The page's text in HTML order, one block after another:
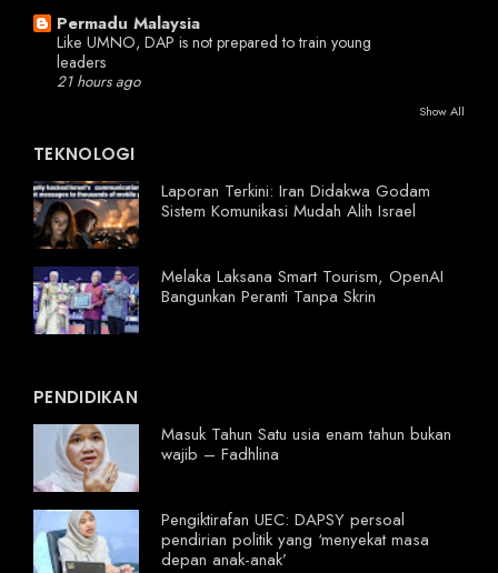
Permadu Malaysia
Like UMNO, DAP is not prepared to train young
leaders
21 hours ago
Show All
TEKNOLOGI
Laporan Terkini: Iran Didakwa Godam
Sistem Komunikasi Mudah Alih Israel
Melaka Laksana Smart Tourism, OpenAI
Bangunkan Peranti Tanpa Skrin
PENDIDIKAN
Masuk Tahun Satu usia enam tahun bukan
wajib – Fadhlina
Pengiktirafan UEC: DAPSY persoal
pendirian politik yang ‘menyekat masa
depan anak-anak’